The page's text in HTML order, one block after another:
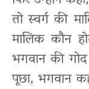
तो स्वर्ग की
मालिक कौन
भगवान की
पूछा, भगवान